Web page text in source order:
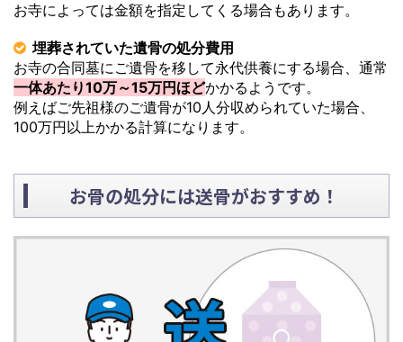
お寺によっては金額を指定してくる場合もあります。
埋葬されていた遺骨の処分費用
お寺の合同墓にご遺骨を移して永代供養にする場合、通常
一体あたり10万～15万円ほどかかるようです。
例えばご先祖様のご遺骨が10人分収められていた場合、
100万円以上かかる計算になります。
お骨の処分には送骨がおすすめ！